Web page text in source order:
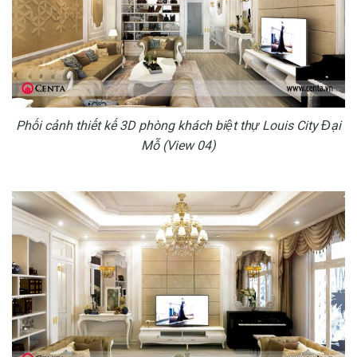
Phối cảnh thiết kế 3D phòng khách biệt thự Louis City Đại
Mỗ (View 04)